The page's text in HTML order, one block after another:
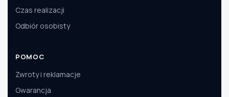
Czas realizacji
Odbiór osobisty
POMOC
Zwroty i reklamacje
Gwarancja